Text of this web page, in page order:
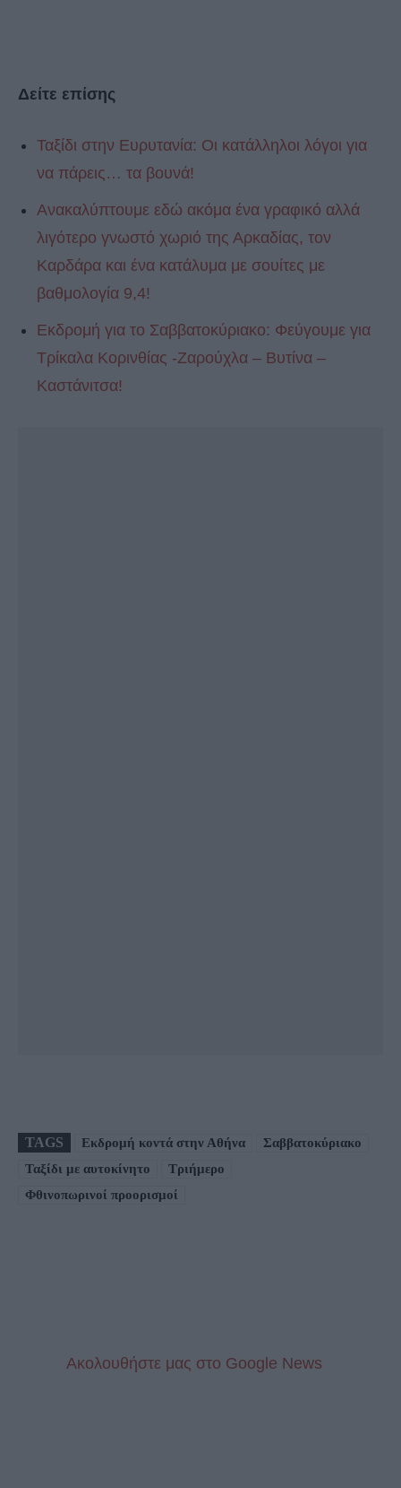
Δείτε επίσης
Ταξίδι στην Ευρυτανία: Οι κατάλληλοι λόγοι για
να πάρεις… τα βουνά!
Ανακαλύπτουμε εδώ ακόμα ένα γραφικό αλλά
λιγότερο γνωστό χωριό της Αρκαδίας, τον
Καρδάρα και ένα κατάλυμα με σουίτες με
βαθμολογία 9,4!
Εκδρομή για το Σαββατοκύριακο: Φεύγουμε για
Tρίκαλα Κορινθίας -Ζαρούχλα – Βυτίνα –
Kαστάνιτσα!
TAGS Εκδρομή κοντά στην Αθήνα
Σαββατοκύριακο
Ταξίδι με αυτοκίνητο
Τριήμερο
Φθινοπωρινοί προορισμοί
Aκολουθήστε μας στo Google News